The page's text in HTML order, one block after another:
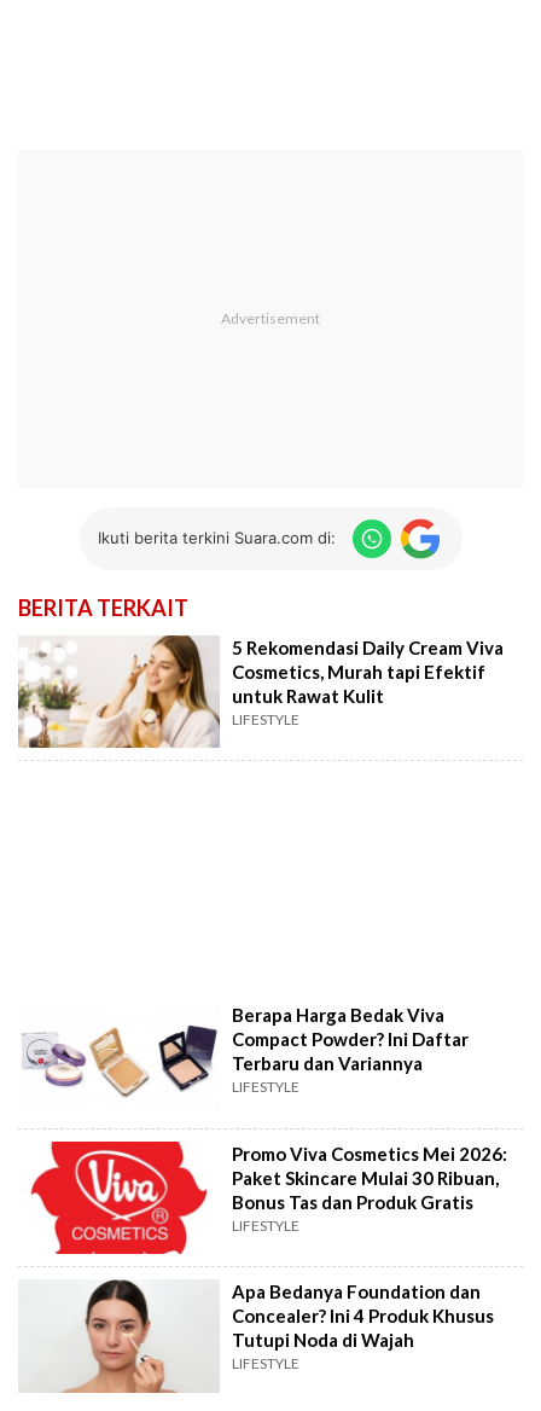
Ikuti berita terkini Suara.com di:
BERITA TERKAIT
5 Rekomendasi Daily Cream Viva
Cosmetics, Murah tapi Efektif
untuk Rawat Kulit
LIFESTYLE
Berapa Harga Bedak Viva
Compact Powder? Ini Daftar
Terbaru dan Variannya
LIFESTYLE
Promo Viva Cosmetics Mei 2026:
Paket Skincare Mulai 30 Ribuan,
Bonus Tas dan Produk Gratis
LIFESTYLE
Apa Bedanya Foundation dan
Concealer? Ini 4 Produk Khusus
Tutupi Noda di Wajah
LIFESTYLE